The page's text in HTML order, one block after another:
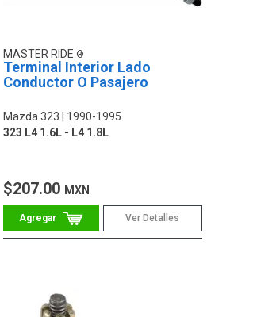
MASTER RIDE
Terminal Interior Lado
Conductor O Pasajero
Mazda 323
1990-1995
323 L4 1.6L - L4 1.8L
$207.00 MXN
Ver Detalles